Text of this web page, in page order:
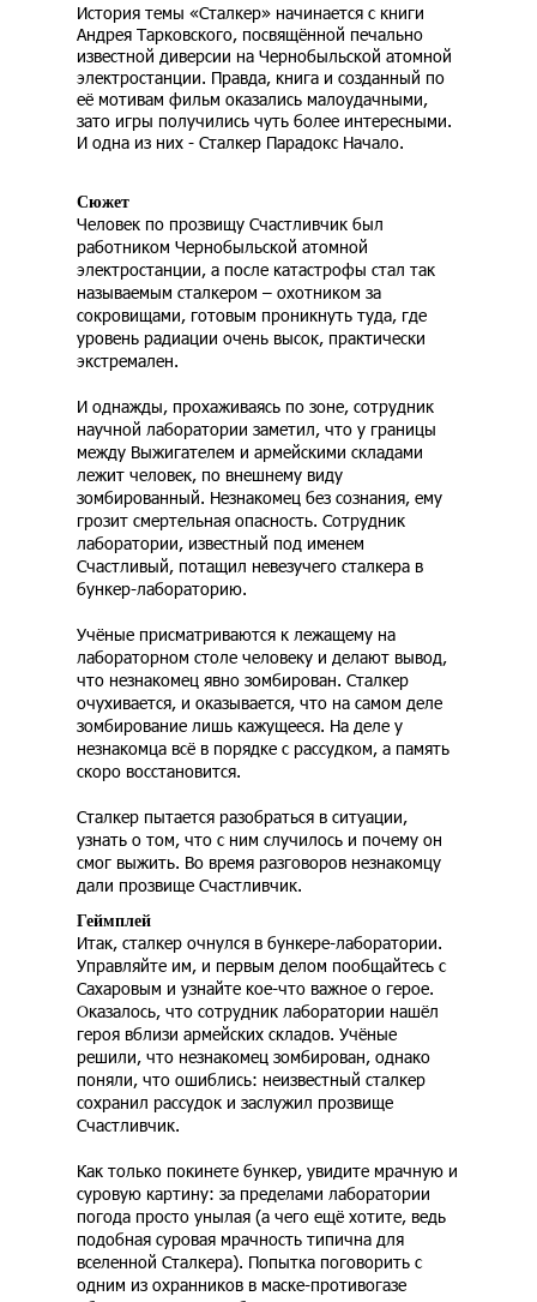
История темы «Сталкер» начинается с книги
Андрея Тарковского, посвящённой печально
известной диверсии на Чернобыльской атомной
электростанции. Правда, книга и созданный по
её мотивам фильм оказались малоудачными,
зато игры получились чуть более интересными.
И одна из них - Сталкер Парадокс Начало.
Сюжет
Человек по прозвищу Счастливчик был
работником Чернобыльской атомной
электростанции, а после катастрофы стал так
называемым сталкером – охотником за
сокровищами, готовым проникнуть туда, где
уровень радиации очень высок, практически
экстремален.
И однажды, прохаживаясь по зоне, сотрудник
научной лаборатории заметил, что у границы
между Выжигателем и армейскими складами
лежит человек, по внешнему виду
зомбированный. Незнакомец без сознания, ему
грозит смертельная опасность. Сотрудник
лаборатории, известный под именем
Счастливый, потащил невезучего сталкера в
бункер-лабораторию.
Учёные присматриваются к лежащему на
лабораторном столе человеку и делают вывод,
что незнакомец явно зомбирован. Сталкер
очухивается, и оказывается, что на самом деле
зомбирование лишь кажущееся. На деле у
незнакомца всё в порядке с рассудком, а память
скоро восстановится.
Сталкер пытается разобраться в ситуации,
узнать о том, что с ним случилось и почему он
смог выжить. Во время разговоров незнакомцу
дали прозвище Счастливчик.
Геймплей
Итак, сталкер очнулся в бункере-лаборатории.
Управляйте им, и первым делом пообщайтесь с
Сахаровым и узнайте кое-что важное о герое.
Оказалось, что сотрудник лаборатории нашёл
героя вблизи армейских складов. Учёные
решили, что незнакомец зомбирован, однако
поняли, что ошиблись: неизвестный сталкер
сохранил рассудок и заслужил прозвище
Счастливчик.
Как только покинете бункер, увидите мрачную и
суровую картину: за пределами лаборатории
погода просто унылая (а чего ещё хотите, ведь
подобная суровая мрачность типична для
вселенной Сталкера). Попытка поговорить с
одним из охранников в маске-противогазе